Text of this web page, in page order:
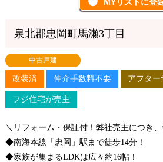
泉北郡忠岡町馬瀬3丁目
中古戸建
改装済 仲介手数料不要 アフタ
フジ住宅が売主
＼リフォーム・保証付！弊社売主につき
◆南海本線「忠岡」駅まで徒歩14分！
◆家族が集まるLDKは広々約16帖！